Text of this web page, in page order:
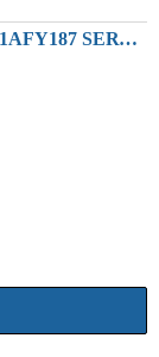
REPARATUR YASKAWA CACR-SR05SB1AFY187 SERVOPACK 0.5KW 230VAC